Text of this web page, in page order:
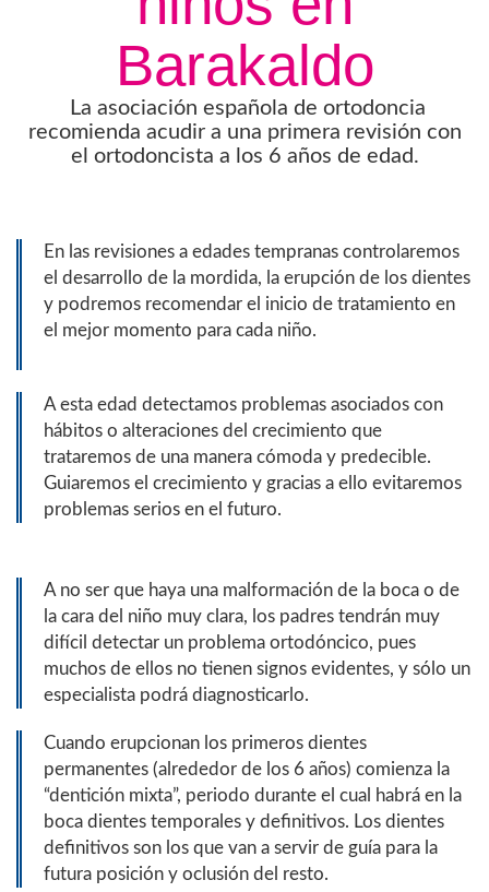
Barakaldo
La asociación española de ortodoncia
recomienda acudir a una primera revisión con
el ortodoncista a los 6 años de edad.
En las revisiones a edades tempranas controlaremos
el desarrollo de la mordida, la erupción de los dientes
y podremos recomendar el inicio de tratamiento en
el mejor momento para cada niño.
A esta edad detectamos problemas asociados con
hábitos o alteraciones del crecimiento que
trataremos de una manera cómoda y predecible.
Guiaremos el crecimiento y gracias a ello evitaremos
problemas serios en el futuro.
A no ser que haya una malformación de la boca o de
la cara del niño muy clara, los padres tendrán muy
difícil detectar un problema ortodóncico, pues
muchos de ellos no tienen signos evidentes, y sólo un
especialista podrá diagnosticarlo.
Cuando erupcionan los primeros dientes
permanentes (alrededor de los 6 años) comienza la
“dentición mixta”, periodo durante el cual habrá en la
boca dientes temporales y definitivos. Los dientes
definitivos son los que van a servir de guía para la
futura posición y oclusión del resto.